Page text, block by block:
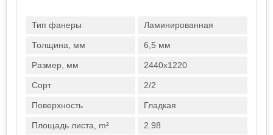
Тип фанеры Ламинированная
Толщина, мм 6,5 мм
Размер, мм 2440х1220
Сорт 2/2
Поверхность Гладкая
Площадь листа, m² 2.98